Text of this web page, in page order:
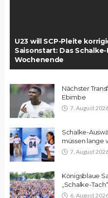
U23 will SCP-Pleite
Saisonstart: Das
Wochenende
Nächster
Ebimbe
7. August
Schalke-
müssen lange
7. August
Königsblaue
„Schalke-
6. August